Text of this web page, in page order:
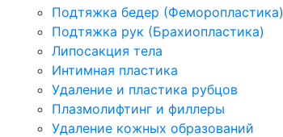
Подтяжка бедер (Феморопластика)
Подтяжка рук (Брахиопластика)
Липосакция тела
Интимная пластика
Удаление и пластика рубцов
Плазмолифтинг и филлеры
Удаление кожных образований